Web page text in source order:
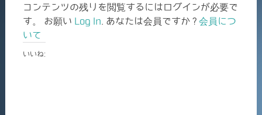
コンテンツの残りを閲覧するにはログインが必要で
す。 お願い Log In . あなたは会員ですか ? 会員につ
いて
いいね: